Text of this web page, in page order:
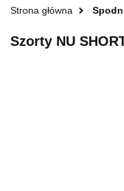
Strona główna
Szorty NU